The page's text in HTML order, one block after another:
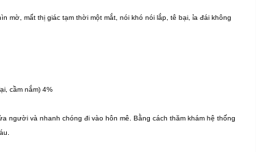
mờ, mất thị giác tạm thời một mắt, nói khó nói lắp, tê bại, ỉa đái không
cầm nắm) 4%
người và nhanh chóng đi vào hôn mê. Bằng cách thăm khám hệ thống